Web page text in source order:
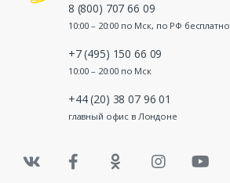
8 (800) 707 66 09
10:00 – 20:00 по Мск, по РФ бесплатно
+7 (495) 150 66 09
10:00 – 20:00 по Мск
+44 (20) 38 07 96 01
главный офис в Лондоне